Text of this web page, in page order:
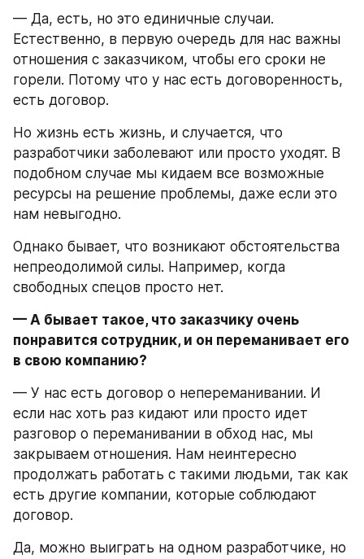
— Да, есть, но это единичные случаи.
Естественно, в первую очередь для нас важны
отношения с заказчиком, чтобы его сроки не
горели. Потому что у нас есть договоренность,
есть договор.
Но жизнь есть жизнь, и случается, что
разработчики заболевают или просто уходят. В
подобном случае мы кидаем все возможные
ресурсы на решение проблемы, даже если это
нам невыгодно.
Однако бывает, что возникают обстоятельства
непреодолимой силы. Например, когда
свободных спецов просто нет.
— А бывает такое, что заказчику очень
понравится сотрудник, и он переманивает его
в свою компанию?
— У нас есть договор о непереманивании. И
если нас хоть раз кидают или просто идет
разговор о переманивании в обход нас, мы
закрываем отношения. Нам неинтересно
продолжать работать с такими людьми, так как
есть другие компании, которые соблюдают
договор.
Да, можно выиграть на одном разработчике, но